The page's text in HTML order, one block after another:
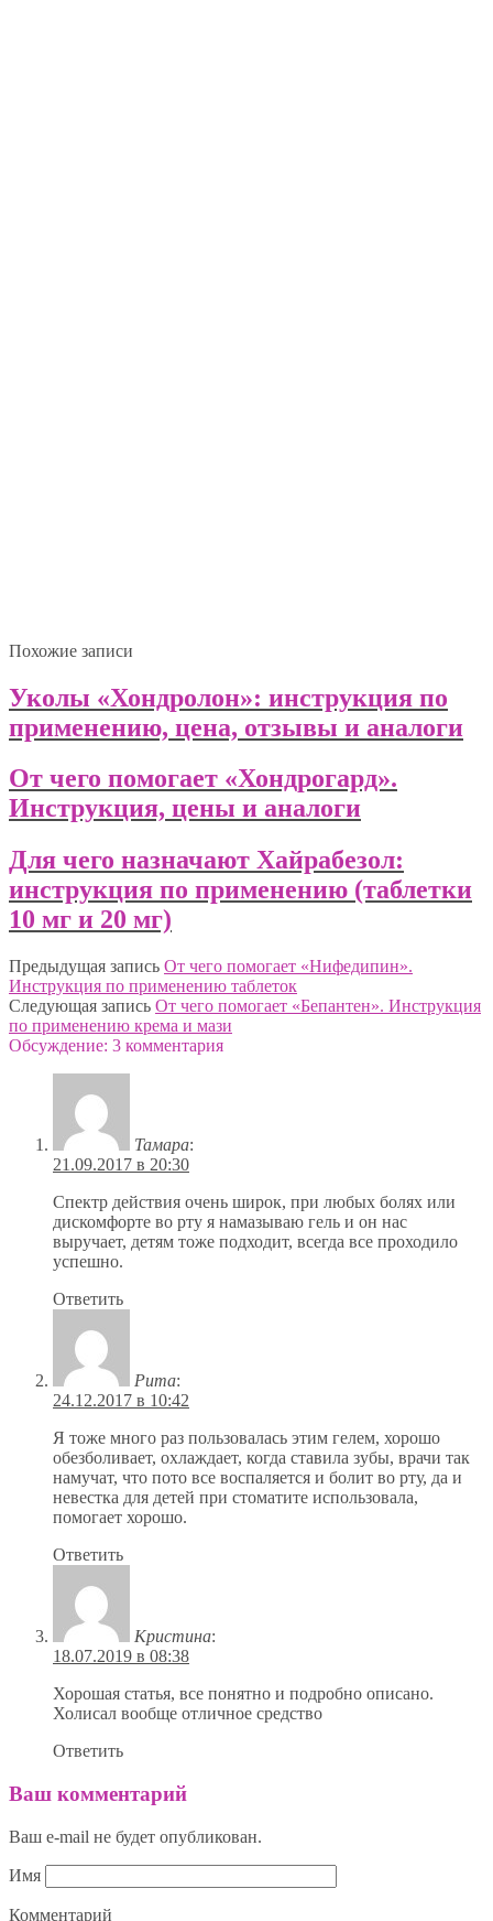
Похожие записи
Уколы «Хондролон»: инструкция по
применению, цена, отзывы и аналоги
От чего помогает «Хондрогард».
Инструкция, цены и аналоги
Для чего назначают Хайрабезол:
инструкция по применению (таблетки
10 мг и 20 мг)
Предыдущая запись От чего помогает «Нифедипин».
Инструкция по применению таблеток
Следующая запись От чего помогает «Бепантен». Инструкция
по применению крема и мази
Обсуждение: 3 комментария
Тамара:
21.09.2017 в 20:30
Спектр действия очень широк, при любых болях или
дискомфорте во рту я намазываю гель и он нас
выручает, детям тоже подходит, всегда все проходило
успешно.
Ответить
Рита:
24.12.2017 в 10:42
Я тоже много раз пользовалась этим гелем, хорошо
обезболивает, охлаждает, когда ставила зубы, врачи так
намучат, что пото все воспаляется и болит во рту, да и
невестка для детей при стоматите использовала,
помогает хорошо.
Ответить
Кристина:
18.07.2019 в 08:38
Хорошая статья, все понятно и подробно описано.
Холисал вообще отличное средство
Ответить
Ваш комментарий
Ваш e-mail не будет опубликован.
Имя
Комментарий